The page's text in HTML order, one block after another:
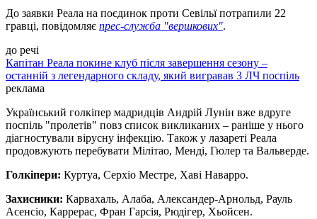
До заявки Реала на поєдинок проти Севільї потрапили 22
гравці, повідомляє прес-служба "вершкових".
до речі
Капітан Реала покине клуб після завершення сезону –
останній з легендарного складу, який вигравав 3 ЛЧ поспіль
реклама
Український голкіпер мадридців Андрій Лунін вже вдруге
поспіль "пролетів" повз список викликаних – раніше у нього
діагностували вірусну інфекцію. Також у лазареті Реала
продовжують перебувати Мілітао, Менді, Гюлер та Вальверде.
Голкіпери: Куртуа, Серхіо Местре, Хаві Наварро.
Захисники: Карвахаль, Алаба, Александер-Арнольд, Рауль
Асенсіо, Каррерас, Фран Гарсія, Рюдігер, Хьойсен.